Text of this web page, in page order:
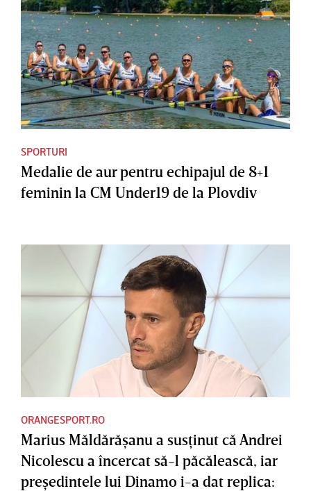
SPORTURI
Medalie de aur pentru echipajul de 8+1
feminin la CM Under19 de la Plovdiv
ORANGESPORT.RO
Marius Măldărăşanu a susţinut că Andrei
Nicolescu a încercat să-l păcălească, iar
preşedintele lui Dinamo i-a dat replica: